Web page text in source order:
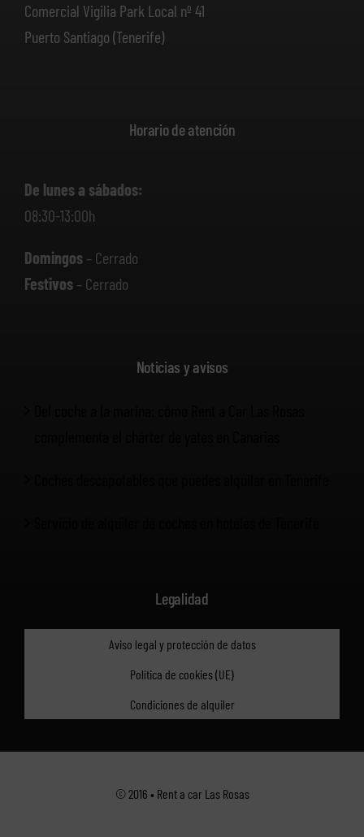
Comercial Vigilia Park Local nº 41
Puerto Santiago (Tenerife)
Horario de atención
De lunes a sábados:
08:30-13:00h
Domingos– Cerrado
Festivos– Cerrado
Noticias y avisos
Legalidad
Aviso legal y protección de datos
Política de cookies (UE)
Condiciones de alquiler
© 2016 • Rent a car Las Rosas